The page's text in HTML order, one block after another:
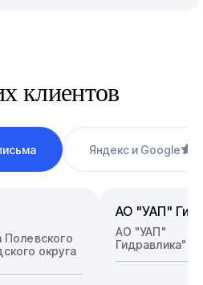
клиентов
Яндекс и Google
Полевского
округа
АО "УАП"
АО "УАП"
Гидравлика"